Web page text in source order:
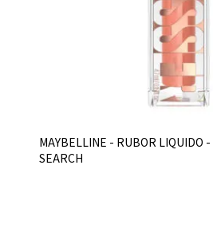
MAYBELLINE - RUBOR LIQUIDO -
SEARCH